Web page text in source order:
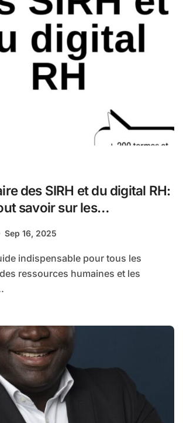
des SIRH et du digital RH:
savoir sur les
Sep 16, 2025
ressources humaines et les